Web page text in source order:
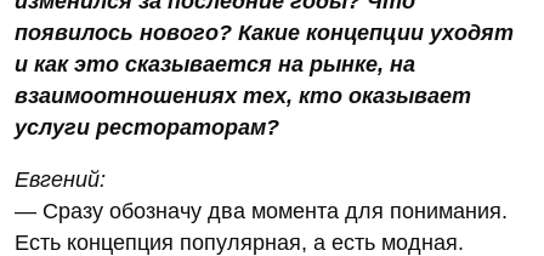
появилось нового? Какие концепции уходят
и как это сказывается на рынке, на
взаимоотношениях тех, кто оказывает
услуги рестораторам?
Евгений:
— Сразу обозначу два момента для понимания.
Есть концепция популярная, а есть модная.